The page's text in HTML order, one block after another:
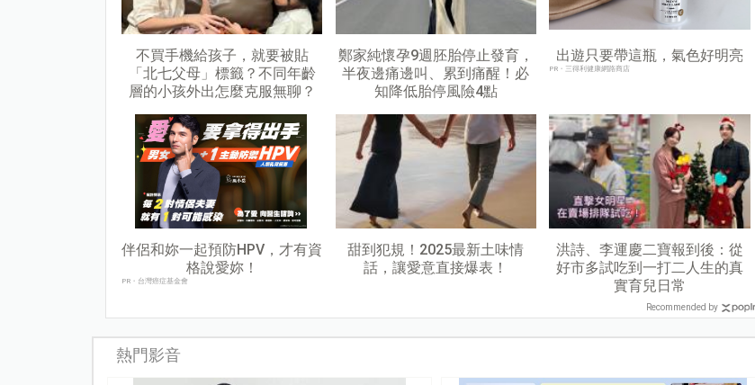
不買手機給孩子，就要被貼
「北七父母」標籤？不同年齡
層的小孩外出怎麼克服無聊？
鄭家純懷孕9週胚胎停止發育，
半夜邊痛邊叫、累到痛醒！必
知降低胎停風險4點
出遊只要帶這瓶，氣色好明亮
PR・三得利健康網路商店
伴侶和妳一起預防HPV，才有資
格說愛妳！
PR・台灣癌症基金會
甜到犯規！2025最新土味情
話，讓愛意直接爆表！
洪詩、李運慶二寶報到後：從
好市多試吃到一打二人生的真
實育兒日常
Recommended by
熱門影音